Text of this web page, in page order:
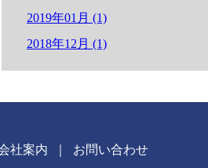
2019年01月 (1)
2018年12月 (1)
社案内 お問い合わせ